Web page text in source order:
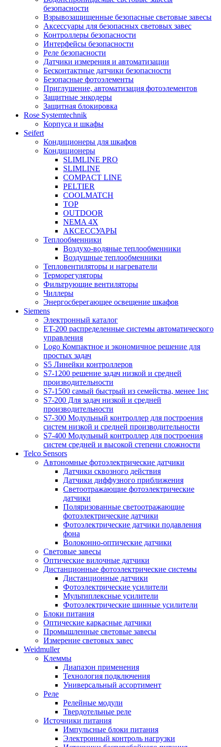
безопасности
Взрывозащищенные безопасные световые завесы
Аксессуары для безопасных световых завес
Контроллеры безопасности
Интерфейсы безопасности
Реле безопасности
Датчики измерения и автоматизации
Бесконтактные датчики безопасности
Безопасные фотоэлементы
Приглушение, автоматизация фотоэлементов
Защитные энкодеры
Защитная блокировка
Rose Systemtechnik
Корпуса и шкафы
Seifert
Кондиционеры для шкафов
Кондиционеры
SLIMLINE PRO
SLIMLINE
COMPACT LINE
PELTIER
COOLMATCH
TOP
OUTDOOR
NEMA 4X
АКСЕССУАРЫ
Теплообменники
Воздухо-водяные теплообменники
Воздушные теплообменники
Тепловентиляторы и нагреватели
Терморегуляторы
Фильтрующие вентиляторы
Чиллеры
Энергосберегающее освещение шкафов
Siemens
Электронный каталог
ET-200 распределенные системы автоматического
управления
Logo Компактное и экономичное решение для
простых задач
S5 Линейки контроллеров
S7-1200 решение задач низкой и средней
производительности
S7-1500 самый быстрый из семейства, менее 1нс
S7-200 Для задач низкой и средней
производительности
S7-300 Модульный контроллер для построения
систем низкой и средней производительности
S7-400 Модульный контроллер для построения
систем средней и высокой степени сложности
Telco Sensors
Автономные фотоэлектрические датчики
Датчики сквозного действия
Датчики диффузного приближения
Светоотражающие фотоэлектрические
датчики
Поляризованные светоотражающие
фотоэлектрические датчики
Фотоэлектрические датчики подавления
фона
Волоконно-оптические датчики
Световые завесы
Оптические вилочные датчики
Дистанционные фотоэлектрические системы
Дистанционные датчики
Фотоэлектрические усилители
Мультиплексные усилители
Фотоэлектрические шинные усилители
Блоки питания
Оптические каркасные датчики
Промышленные световые завесы
Измерение световых завес
Weidmuller
Клеммы
Диапазон применения
Технология подключения
Универсальный ассортимент
Реле
Релейные модули
Твердотельные реле
Источники питания
Импульсные блоки питания
Электронный контроль нагрузки